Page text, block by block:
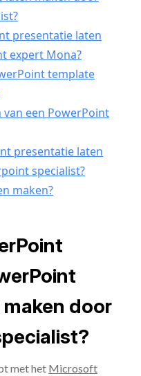
presentatie laten
expert Mona?
template
een PowerPoint
presentatie laten
specialist?
maken?
door
met het Microsoft